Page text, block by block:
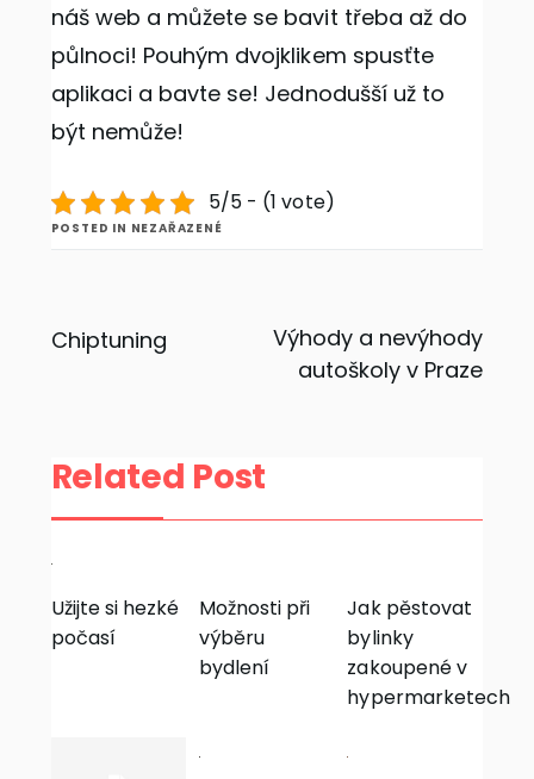
náš web a můžete se bavit třeba až do
půlnoci! Pouhým dvojklikem spusťte
aplikaci a bavte se! Jednodušší už to
být nemůže!
5/5 - (1 vote)
POSTED IN NEZAŘAZENÉ
Navigace
příspěvek
Chiptuning
Výhody a nevýhody
autoškoly v Praze
Related Post
Užijte si hezké
počasí
Možnosti při
výběru
bydlení
Jak pěstovat
bylinky
zakoupené v
hypermarketech